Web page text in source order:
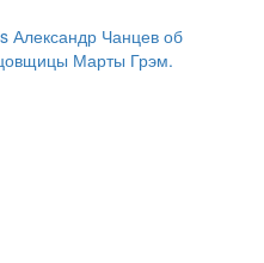
Александр Чанцев об
Марты Грэм.